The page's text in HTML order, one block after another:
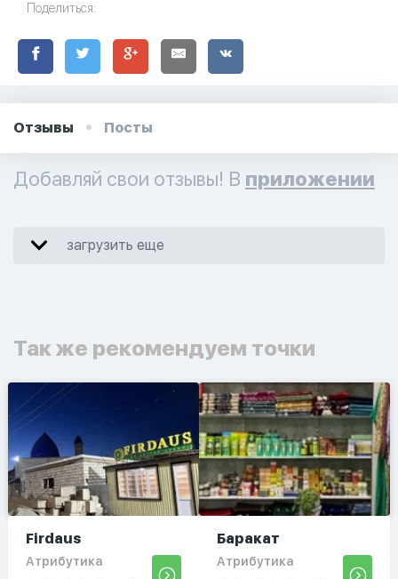
Поделиться:
Отзывы Посты
Добавляй свои отзывы! В приложении
загрузить еще
Так же рекомендуем точки
Firdaus
Атрибутика
Баракат
Атрибутика